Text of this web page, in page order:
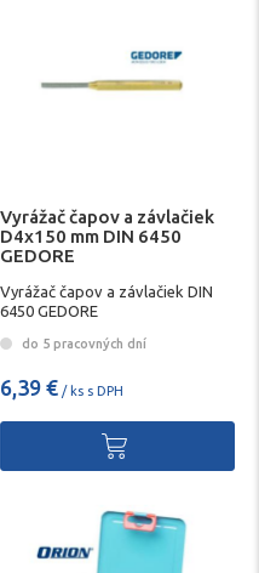
Vyrážač čapov a závlačiek
D4x150 mm DIN 6450
GEDORE
Vyrážač čapov a závlačiek DIN
6450 GEDORE
do 5 pracovných dní
6,39 € / ks s DPH